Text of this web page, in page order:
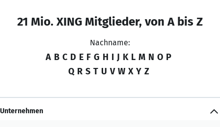
21 Mio. XING Mitglieder, von A bis Z
Nachname:
A B C D E F G H I J K L M N O P
Q R S T U V W X Y Z
Unternehmen